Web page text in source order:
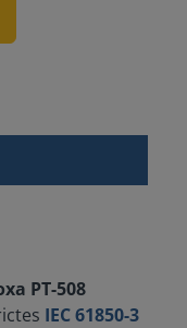
PT-508
IEC 61850-3